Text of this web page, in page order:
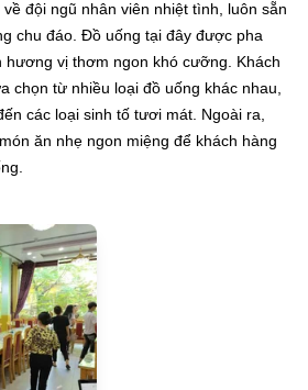
đội ngũ nhân viên nhiệt tình, luôn sẵn
chu đáo. Đồ uống tại đây được pha
hương vị thơm ngon khó cưỡng. Khách
chọn từ nhiều loại đồ uống khác nhau,
các loại sinh tố tươi mát. Ngoài ra,
ăn nhẹ ngon miệng để khách hàng